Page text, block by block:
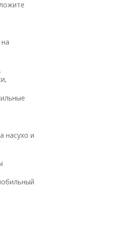
насухо и